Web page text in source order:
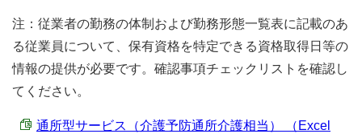
注：従業者の勤務の体制および勤務形態一覧表に記載のあ
る従業員について、保有資格を特定できる資格取得日等の
情報の提供が必要です。確認事項チェックリストを確認し
てください。
通所型サービス（介護予防通所介護相当） （Excel